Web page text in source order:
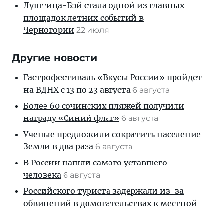
Луштица-Бэй стала одной из главных
площадок летних событий в
Черногории 22 июля
Другие новости
Гастрофестиваль «Вкусы России» пройдет
на ВДНХ с 13 по 23 августа 6 августа
Более 60 сочинских пляжей получили
награду «Синий флаг» 6 августа
Ученые предложили сократить население
Земли в два раза 6 августа
В России нашли самого уставшего
человека 6 августа
Российского туриста задержали из-за
обвинений в домогательствах к местной